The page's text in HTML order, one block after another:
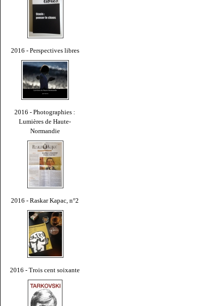
2016 - Perspectives libres
2016 - Photographies :
Lumières de Haute-
Normandie
2016 - Raskar Kapac, n°2
2016 - Trois cent soixante